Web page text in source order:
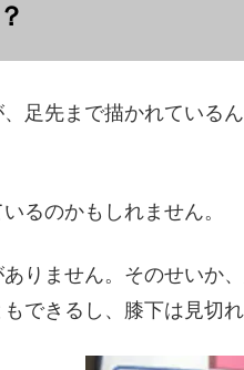
足先まで描かれている
るのかもしれません。
りません。そのせいか
できるし、膝下は見切